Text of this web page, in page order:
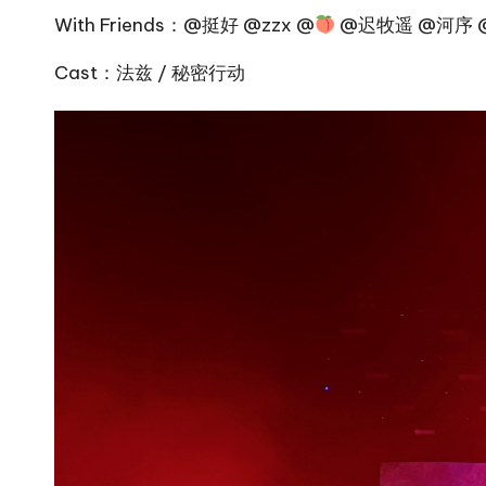
With Friends：@挺好 @zzx @
@迟牧遥 @河序
Cast：法兹 / 秘密行动